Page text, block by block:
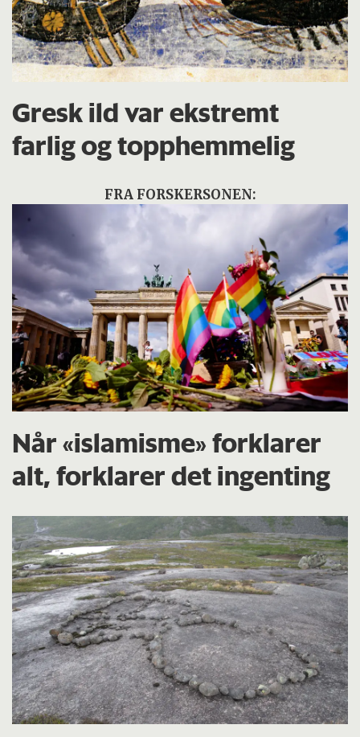
Gresk ild var ekstremt
farlig og topphemmelig
FRA FORSKERSONEN:
Når «islamisme» forklarer
alt, forklarer det ingenting